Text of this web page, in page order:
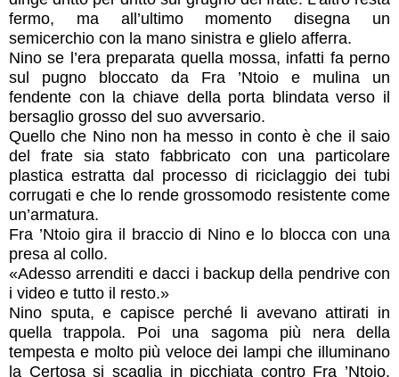
fermo, ma all’ultimo momento disegna un
semicerchio con la mano sinistra e glielo afferra.
Nino se l’era preparata quella mossa, infatti fa perno
sul pugno bloccato da Fra ’Ntoio e mulina un
fendente con la chiave della porta blindata verso il
bersaglio grosso del suo avversario.
Quello che Nino non ha messo in conto è che il saio
del frate sia stato fabbricato con una particolare
plastica estratta dal processo di riciclaggio dei tubi
corrugati e che lo rende grossomodo resistente come
un’armatura.
Fra ’Ntoio gira il braccio di Nino e lo blocca con una
presa al collo.
«Adesso arrenditi e dacci i backup della pendrive con
i video e tutto il resto.»
Nino sputa, e capisce perché li avevano attirati in
quella trappola. Poi una sagoma più nera della
tempesta e molto più veloce dei lampi che illuminano
la Certosa si scaglia in picchiata contro Fra ’Ntoio.